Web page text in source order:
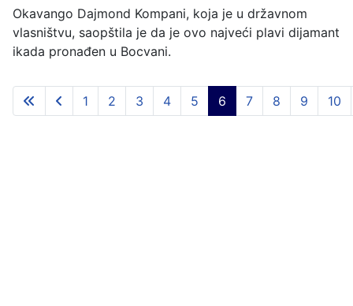
Okavango Dajmond Kompani, koja je u državnom
vlasništvu, saopštila je da je ovo najveći plavi dijamant
ikada pronađen u Bocvani.
1 2 3 4 5 6 7 8 9 10